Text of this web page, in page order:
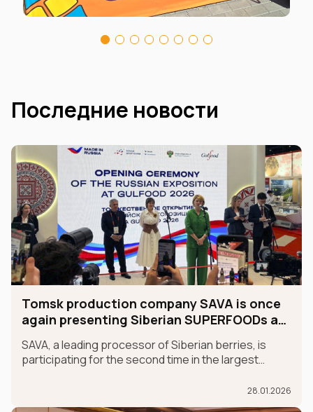
Последние новости
Tomsk production company SAVA is once
again presenting Siberian SUPERFOODs at
SAVA, a leading processor of Siberian berries, is
participating for the second time in the largest
the MADE IN RUSSIA exhibit, which is taking place in
Dubai from January 26-30.
28.01.2026